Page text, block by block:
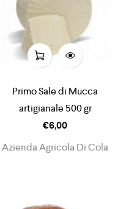
Primo Sale di Mucca
artigianale 500 gr
€6,00
Azienda Agricola Di Cola